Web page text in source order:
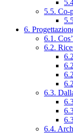
5.5. Co-
6.
6.1.
6.2.
6.3.
6.4.